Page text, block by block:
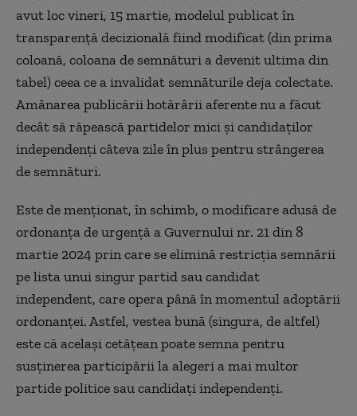
avut loc vineri, 15 martie, modelul publicat în
transparență decizională fiind modificat (din prima
coloană, coloana de semnături a devenit ultima din
tabel) ceea ce a invalidat semnăturile deja colectate.
Amânarea publicării hotărârii aferente nu a făcut
decât să răpească partidelor mici și candidaților
independenți câteva zile în plus pentru strângerea
de semnături.
Este de menționat, în schimb, o modificare adusă de
ordonanța de urgență a Guvernului nr. 21 din 8
martie 2024 prin care se elimină restricția semnării
pe lista unui singur partid sau candidat
independent, care opera până în momentul adoptării
ordonanței. Astfel, vestea bună (singura, de altfel)
este că același cetățean poate semna pentru
susținerea participării la alegeri a mai multor
partide politice sau candidați independenți.